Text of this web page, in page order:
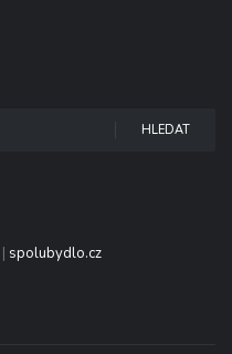
HLEDAT
| spolubydlo.cz